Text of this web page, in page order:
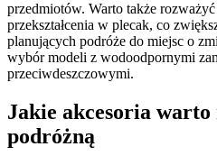
przedmiotów. Warto także
przekształcenia w plecak, co
planujących podróże do miejsc o
wybór modeli z wodoodpornymi
przeciwdeszczowymi.
Jakie akcesoria
podróżną